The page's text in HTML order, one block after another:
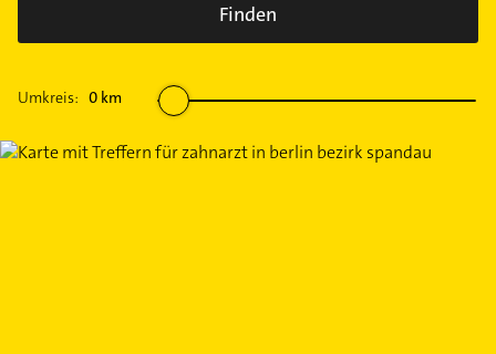
Finden
Umkreis: 0 km